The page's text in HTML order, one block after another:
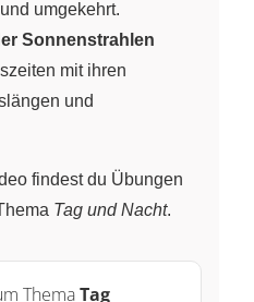
umgekehrt.
Sonnenstrahlen
mit ihren
und
findest du Übungen
Tag und Nacht.
ThemaTag